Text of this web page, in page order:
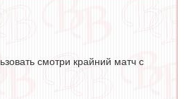
смотри крайний матч с